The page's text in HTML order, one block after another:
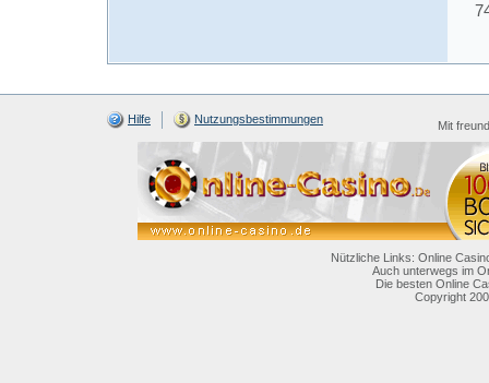
Hilfe Nutzungsbestimmungen
Mit
Nützliche Links: Online
Auch unterwegs im
Die besten Online
Copyright